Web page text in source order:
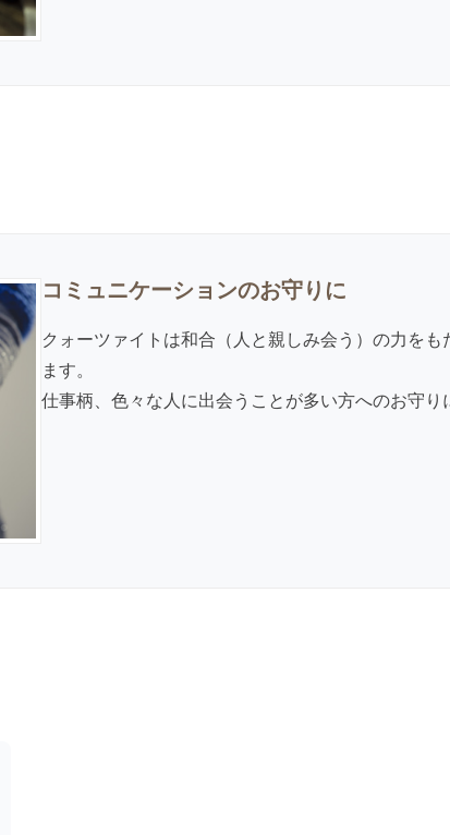
コミュニケーションのお守りに
クォーツァイトは和合（人と親しみ会う）の力をも
ます。
仕事柄、色々な人に出会うことが多い方へのお守り